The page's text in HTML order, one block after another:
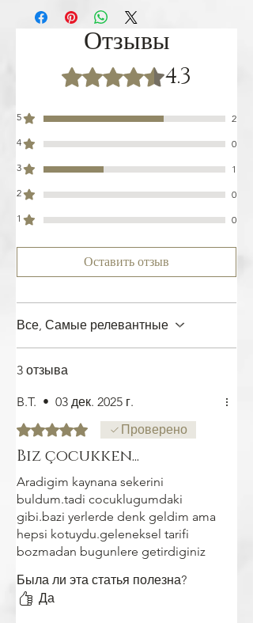
невскрытый товар в течение 14 дней,
указав код возврата easy easy.
Отзывы
Оценка: 4,3 из 5 звезд.
4.3
5
2
4
0
3
1
2
0
1
0
Оставить отзыв
Все, Самые релевантные
3 отзыва
B.T. • 03 дек. 2025 г.
Оценка: 5 из 5 звезд.Проверено
Biz çocukken...
Aradigim kaynana sekerini
buldum.tadi cocuklugumdaki
gibi.bazi yerlerde denk geldim ama
hepsi kotuydu.geleneksel tarifi
bozmadan bugunlere getirdiginiz
ederim
Была ли эта статья полезна?
Да